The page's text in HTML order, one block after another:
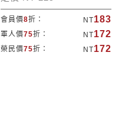
會員價8折： NT183
軍人價75折： NT172
榮民價75折： NT172